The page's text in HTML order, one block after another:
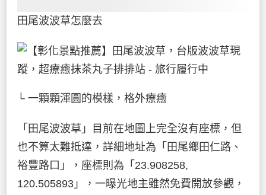
田尾波波草怎麼去
└ 一顆顆渾圓的模樣，格外療癒
「田尾波波草」目前在地圖上完全沒有座標，但
也不算太難抵達，詳細地址為「田尾鄉田仁路、
裕豐路口」，座標則為「23.908258,
120.505893」，一曝光地主雖然免費開放參觀，